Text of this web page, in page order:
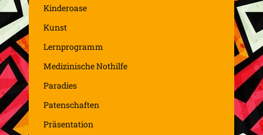
Kinderoase
Kunst
Lernprogramm
Medizinische Nothilfe
Paradies
Patenschaften
Präsentation